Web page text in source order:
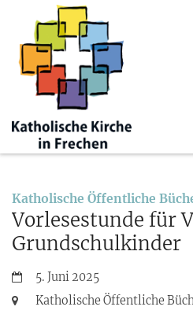
Katholische Öffentliche
Vorlesestunde für
Grundschulkinder
Datum:5. Juni 2025
Ort:
Katholische Öffentliche